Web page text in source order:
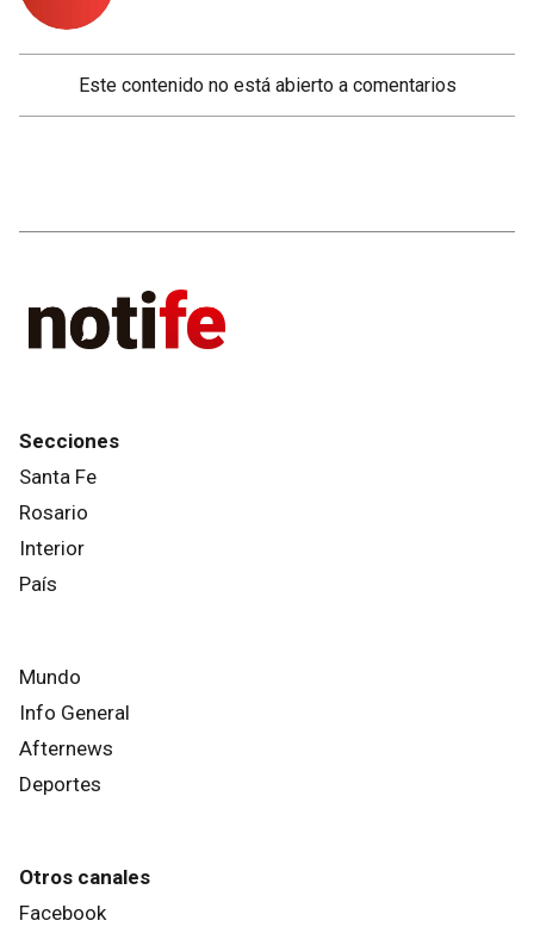
Este contenido no está abierto a comentarios
Secciones
Santa Fe
Rosario
Interior
País
Mundo
Info General
Afternews
Deportes
Otros canales
Facebook